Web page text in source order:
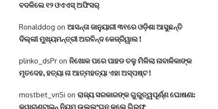
ବଦଳିଲେ ୧୨ ଓଏଏସ୍‌ ଅଫିସର୍‌
Ronalddog on ଆସନ୍ତା ଜାନୁୟାରୀ ୩୧ରେ ଓଡ଼ିଶା ଆସୁଛନ୍ତି
ଦିଲ୍ଲୀ ମୁଖ୍ୟମନ୍ତ୍ରୀ ଅରବିନ୍ଦ କେଜ୍ରିୱାଲ !
plinko_dsPr on ନିଖୋକ ପରେ ପାହଡ ତଳୁ ମିଳିଲା ନାବାଳିକାଙ୍କ
ମୃତଦେହ, ହତ୍ୟା ନା ଆତ୍ମହତ୍ୟା ଏହା ଅସ୍ପଷ୍ଟ !
mostbet_vnSi on ରାଜ୍ୟ ସରକାରଙ୍କ ଗୁରୁତ୍ୱପୂର୍ଣ୍ଣ ଘୋଷଣା:
କ୍ୱାରାଣ୍ଟାଇନ୍‌ ନିୟମ ଉଲ୍ଲଂଘନ କଲେ ଗିରଫ